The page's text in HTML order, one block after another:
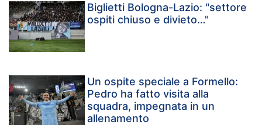
Biglietti Bologna-Lazio: "settore
ospiti chiuso e divieto…"
Un ospite speciale a Formello:
Pedro ha fatto visita alla
squadra, impegnata in un
allenamento